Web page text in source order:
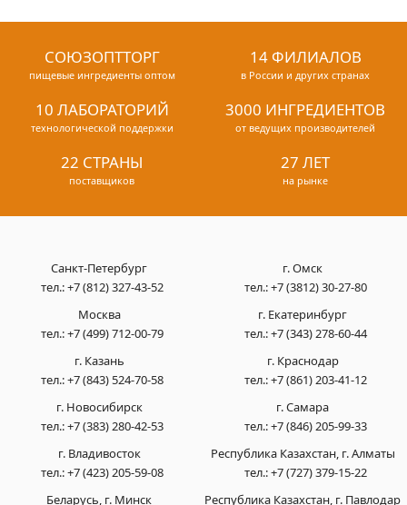
СОЮЗОПТТОРГ
пищевые ингредиенты оптом
14 ФИЛИАЛОВ
в России и других странах
10 ЛАБОРАТОРИЙ
технологической поддержки
3000 ИНГРЕДИЕНТОВ
от ведущих производителей
22 СТРАНЫ
поставщиков
27 ЛЕТ
на рынке
Санкт-Петербург
тел.:+7 (812) 327-43-52
Москва
тел.:+7 (499) 712-00-79
г. Казань
тел.:+7 (843) 524-70-58
г. Новосибирск
тел.:+7 (383) 280-42-53
г. Омск
тел.:+7 (3812) 30-27-80
г. Екатеринбург
тел.:+7 (343) 278-60-44
г. Краснодар
тел.:+7 (861) 203-41-12
г. Самара
тел.:+7 (846) 205-99-33
г. Владивосток
тел.:+7 (423) 205-59-08
Беларусь, г. Минск
Республика Казахстан, г. Алматы
тел.:+7 (727) 379-15-22
Республика Казахстан, г. Павлодар